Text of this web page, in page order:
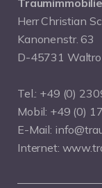
Herr Christian
Kanonenstr. 63
D-45731
Tel.: +49 (0)
Mobil: +49 (0)
E-Mail:
Internet: